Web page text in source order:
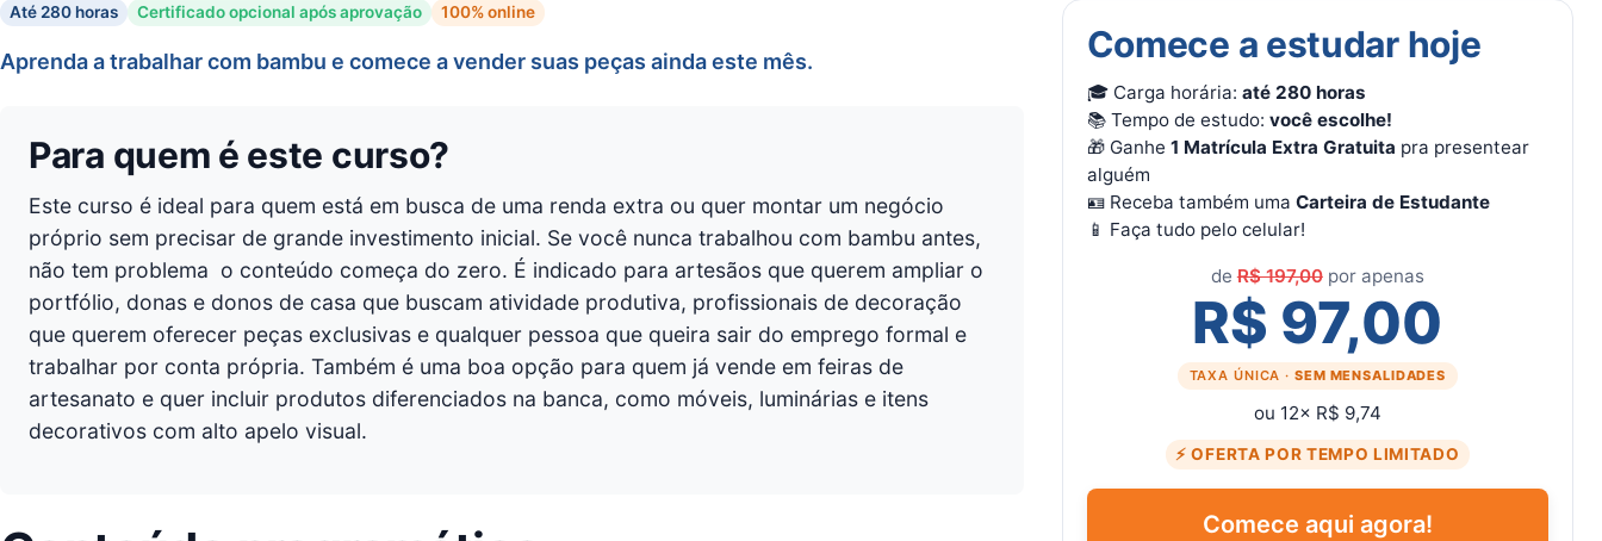
Até 280 horas Certificado opcional após aprovação 100% online
Aprenda a trabalhar com bambu e comece a vender suas peças ainda este mês.
Para quem é este curso?
Este curso é ideal para quem está em busca de uma renda extra ou quer montar um negócio
próprio sem precisar de grande investimento inicial. Se você nunca trabalhou com bambu antes,
não tem problema  o conteúdo começa do zero. É indicado para artesãos que querem ampliar o
portfólio, donas e donos de casa que buscam atividade produtiva, profissionais de decoração
que querem oferecer peças exclusivas e qualquer pessoa que queira sair do emprego formal e
trabalhar por conta própria. Também é uma boa opção para quem já vende em feiras de
artesanato e quer incluir produtos diferenciados na banca, como móveis, luminárias e itens
decorativos com alto apelo visual.
Comece a estudar hoje
🎓 Carga horária: até 280 horas
📚 Tempo de estudo: você escolhe!
🎁 Ganhe 1 Matrícula Extra Gratuita pra presentear
alguém
🪪 Receba também uma Carteira de Estudante
📱 Faça tudo pelo celular!
deR$ 197,00por apenas
R$ 97,00
TAXA ÚNICA · SEM MENSALIDADES
ou 12× R$ 9,74
⚡ OFERTA POR TEMPO LIMITADO
Comece aqui agora!